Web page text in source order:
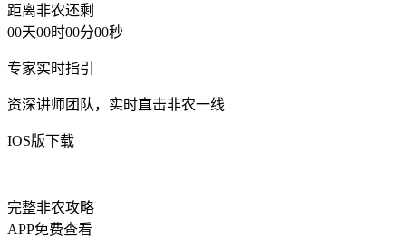
距离非农还剩
00天00时00分00秒
专家实时指引
资深讲师团队，实时直击非农一线
IOS版下载
完整非农攻略
APP免费查看